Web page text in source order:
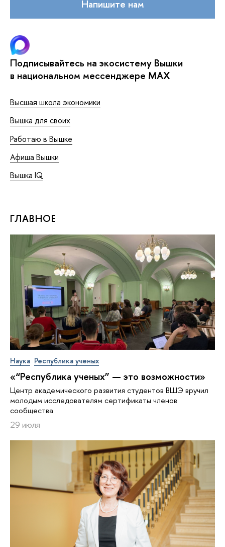
Напишите нам
Подписывайтесь на экосистему Вышки
в национальном мессенджере MAX
Высшая школа экономики
Вышка для своих
Работаю в Вышке
Афиша Вышки
Вышка IQ
ГЛАВНОЕ
Наука Республика ученых
«“Республика ученых” — это возможности»
Центр академического развития студентов ВШЭ вручил
молодым исследователям сертификаты членов
сообщества
29 июля